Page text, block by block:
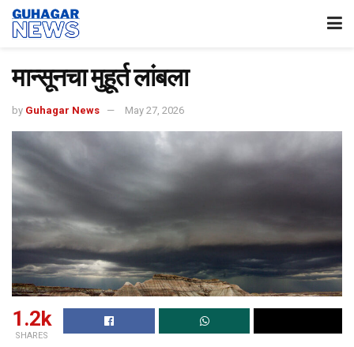
मान्सूनचा मुहूर्त लांबला
by Guhagar News May 27, 2026
1.2k
SHARES